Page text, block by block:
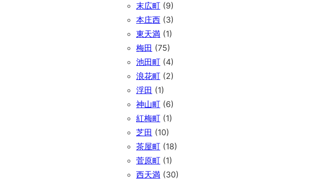
末広町 (9)
本庄西 (3)
東天満 (1)
梅田 (75)
池田町 (4)
浪花町 (2)
浮田 (1)
神山町 (6)
紅梅町 (1)
芝田 (10)
茶屋町 (18)
菅原町 (1)
西天満 (30)